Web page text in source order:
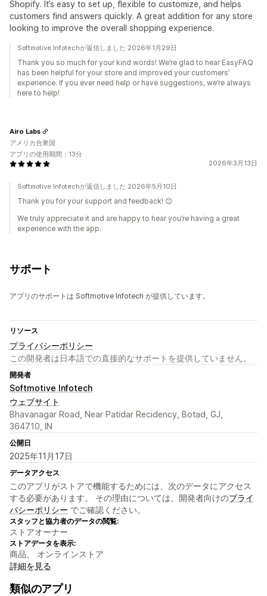
Shopify. It’s easy to set up, flexible to customize, and helps
customers find answers quickly. A great addition for any store
looking to improve the overall shopping experience.
Softmotive Infotechが返信しました 2026年1月29日
Thank you so much for your kind words! We’re glad to hear EasyFAQ
has been helpful for your store and improved your customers’
experience. If you ever need help or have suggestions, we’re always
here to help!
2026年3月13日
Airo Labs
アメリカ合衆国
アプリの使用期間：13分
Softmotive Infotechが返信しました 2026年5月10日
Thank you for your support and feedback! 😊
We truly appreciate it and are happy to hear you’re having a great
experience with the app.
サポート
アプリのサポートは Softmotive Infotech が提供しています。
リソース
プライバシーポリシー
この開発者は日本語での直接的なサポートを提供していません。
開発者
Softmotive Infotech
ウェブサイト
Bhavanagar Road, Near Patidar Recidency, Botad, GJ,
364710, IN
公開日
2025年11月17日
データアクセス
このアプリがストアで機能するためには、次のデータにアクセス
する必要があります。 その理由については、開発者向けのプライ
バシーポリシー でご確認ください。
スタッフと協力者のデータの閲覧:
ストアオーナー
ストアデータを表示:
商品、 オンラインストア
詳細を見る
類似のアプリ